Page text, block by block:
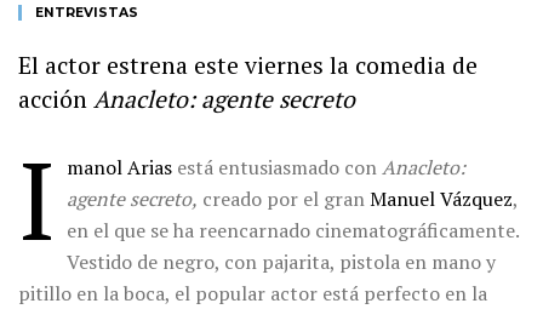
ENTREVISTAS
El actor estrena este viernes la comedia de
acciónAnacleto: agente secreto
I manol Ariasestá entusiasmado conAnacleto:
agente secreto, creado por el granManuel Vázquez,
en el que se ha reencarnado cinematográficamente.
Vestido de negro, con pajarita, pistola en mano y
pitillo en la boca, el popular actor está perfecto en la